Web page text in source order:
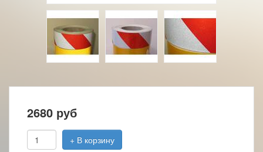
2680 руб
+ В корзину